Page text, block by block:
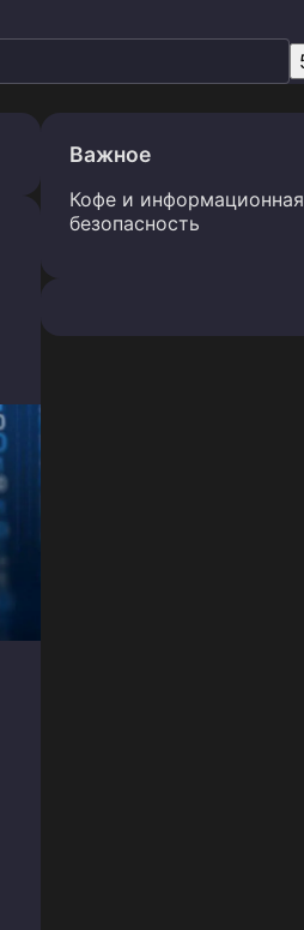
Важное
Кофе и информационная
безопасность